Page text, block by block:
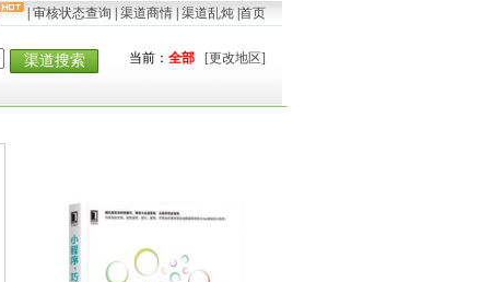
审核状态查询 渠道商情 渠道乱炖 首页
渠道搜索 当前： 全部 [更改地区]